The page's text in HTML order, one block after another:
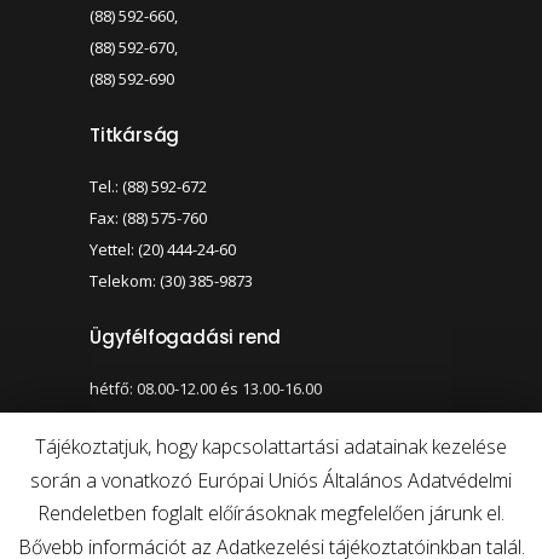
(88) 592-660,
(88) 592-670,
(88) 592-690
Titkárság
Tel.: (88) 592-672
Fax: (88) 575-760
Yettel: (20) 444-24-60
Telekom: (30) 385-9873
Ügyfélfogadási rend
hétfő: 08.00-12.00 és 13.00-16.00
szerda: 08.00-12.00 és 13.00-17.00
Nagy kontraszt váltása
Betűméret váltása
Tájékoztatjuk, hogy kapcsolattartási adatainak kezelése
során a vonatkozó Európai Uniós Általános Adatvédelmi
Rendeletben foglalt előírásoknak megfelelően járunk el.
Bővebb információt az Adatkezelési tájékoztatóinkban talál.